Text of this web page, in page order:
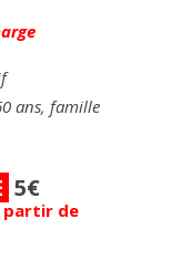
ans, famille
5€
partir de